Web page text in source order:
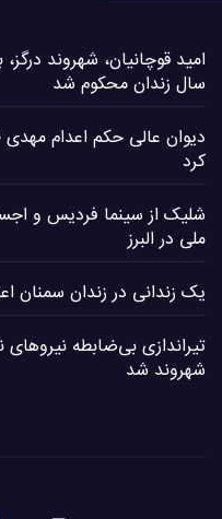
سال زندان محکوم شد
دیوان عالی حکم اعدام مهدی
کرد
شلیک از سینما فردیس و
ملی در البرز
یک زندانی در زندان سمنان
تیراندازی بی‌ضابطه
شهروند شد